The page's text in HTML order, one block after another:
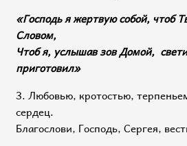
«Господь я жертвую собой, чтоб
Словом,
Чтоб я, услышав зов Домой,
приготовил»
3. Любовью, кротостью,
сердец.
Благослови, Господь, Сергея,